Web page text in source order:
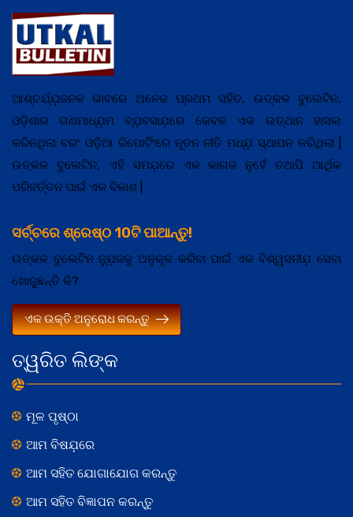
ତ୍ୱରିତ ଲିଙ୍କ
ମୂଳ ପୃଷ୍ଠା
ଆମ ବିଷଯ଼ରେ
ଆମ ସହିତ ଯୋଗାଯୋଗ କରନ୍ତୁ
ଆମ ସହିତ ବିଜ୍ଞାପନ କରନ୍ତୁ
ଆଶ୍ଚର୍ଯ୍ଯ଼ଜନକ ଭାବରେ ଅନେକ ପ୍ରଥମ ସହିତ, ଉତ୍କଳ ବୁଲେଟିନ,
ଓଡ଼ିଶାର ଗଣମାଧ୍ଯ଼ମ ବ୍ଯ଼ବସାଯ଼ରେ କେବଳ ଏକ ଉତ୍ଥାନ ହାସଲ
କରିନଥିଲା ବରଂ ଓଡ଼ିଆ ରିପୋର୍ଟିଂରେ ନୂତନ ନୀତି ମଧ୍ଯ଼ ସ୍ଥାପନ କରିଥିଲା |
ଉତ୍କଳ ବୁଲେଟିନ, ଏହି ସମଯ଼ରେ ଏକ କାଗଜ ନୁହେଁ ତଥାପି ଆର୍ଥିକ
ପରିବର୍ତ୍ତନ ପାଇଁ ଏକ ବିକାଶ |
ସର୍ଚ୍ଚରେ ଶ୍ରେଷ୍ଠ 10ଟି ପାଆନ୍ତୁ!
ଉତ୍କଳ ବୁଲେଟିନ ନ୍ଯ଼ୁଜକୁ ଅନୁକୂଳ କରିବା ପାଇଁ ଏକ ବିଶ୍ୱସନୀଯ଼ ସେବା
ଖୋଜୁଛନ୍ତି କି?
ଏକ ଉକ୍ତି ଅନୁରୋଧ କରନ୍ତୁ